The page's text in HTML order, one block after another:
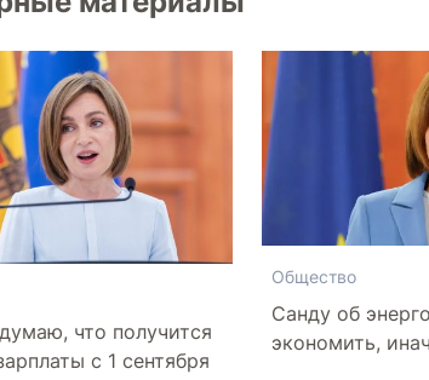
что получится
с 1 сентября
Общество
Санду об
экономить,